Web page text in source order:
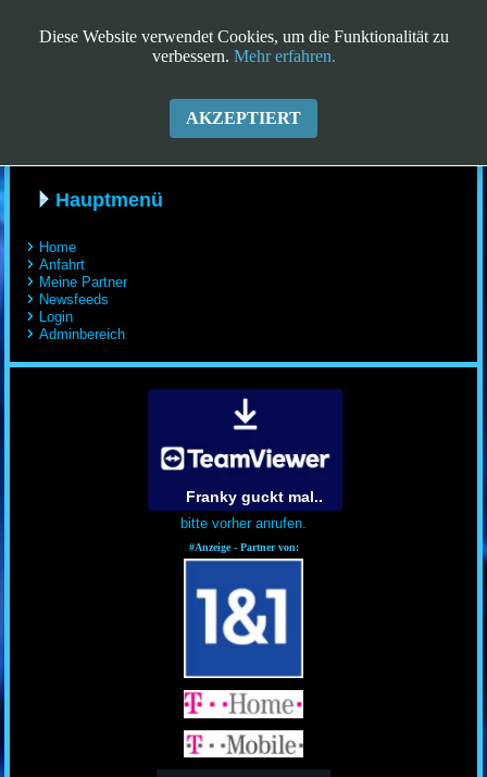
Ob schwarz, ob blau - nicht verzagen, Franky fragen
Hauptmenü
Home
Anfahrt
Meine Partner
Newsfeeds
Login
Adminbereich
Franky guckt mal..
bitte vorher anrufen.
#Anzeige - Partner von:
Diese Website verwendet Cookies, um die Funktionalität zu
verbessern. Mehr erfahren.
AKZEPTIERT